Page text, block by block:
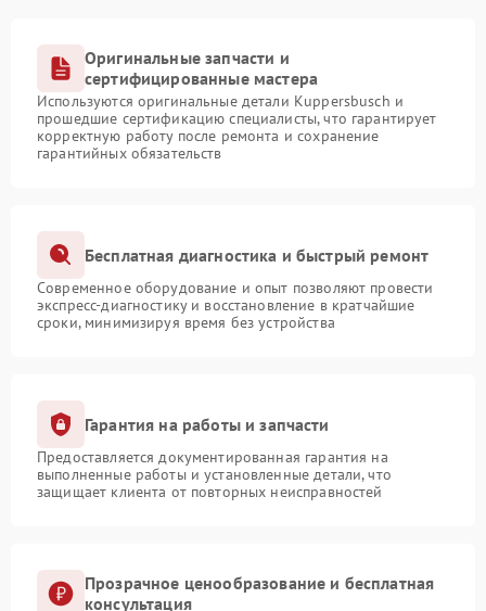
Оригинальные запчасти и
сертифицированные мастера
Используются оригинальные детали Kuppersbusch и
прошедшие сертификацию специалисты, что гарантирует
корректную работу после ремонта и сохранение
гарантийных обязательств
Бесплатная диагностика и быстрый ремонт
Современное оборудование и опыт позволяют провести
экспресс-диагностику и восстановление в кратчайшие
сроки, минимизируя время без устройства
Гарантия на работы и запчасти
Предоставляется документированная гарантия на
выполненные работы и установленные детали, что
защищает клиента от повторных неисправностей
Прозрачное ценообразование и бесплатная
консультация